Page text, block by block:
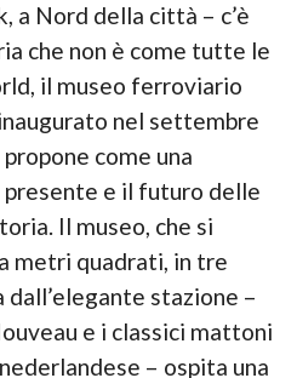
a Nord della città – c’è
che non è come tutte le
il museo ferroviario
nel settembre
come una
e il futuro delle
Il museo, che si
metri quadrati, in tre
stazione –
e i classici mattoni
– ospita una